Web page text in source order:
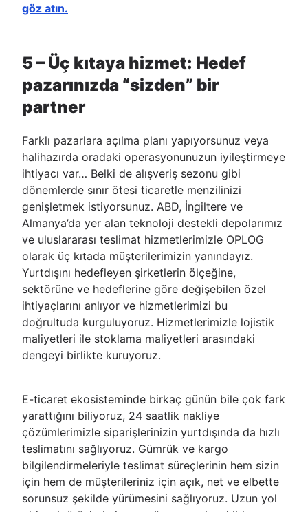
göz atın.
5 – Üç kıtaya hizmet: Hedef
pazarınızda “sizden” bir
partner
Farklı pazarlara açılma planı yapıyorsunuz veya
halihazırda oradaki operasyonunuzun iyileştirmeye
ihtiyacı var… Belki de alışveriş sezonu gibi
dönemlerde sınır ötesi ticaretle menzilinizi
genişletmek istiyorsunuz. ABD, İngiltere ve
Almanya’da yer alan teknoloji destekli depolarımız
ve uluslararası teslimat hizmetlerimizle OPLOG
olarak üç kıtada müşterilerimizin yanındayız.
Yurtdışını hedefleyen şirketlerin ölçeğine,
sektörüne ve hedeflerine göre değişebilen özel
ihtiyaçlarını anlıyor ve hizmetlerimizi bu
doğrultuda kurguluyoruz. Hizmetlerimizle lojistik
maliyetleri ile stoklama maliyetleri arasındaki
dengeyi birlikte kuruyoruz.
E-ticaret ekosisteminde birkaç günün bile çok fark
yarattığını biliyoruz, 24 saatlik nakliye
çözümlerimizle siparişlerinizin yurtdışında da hızlı
teslimatını sağlıyoruz. Gümrük ve kargo
bilgilendirmeleriyle teslimat süreçlerinin hem sizin
için hem de müşterileriniz için açık, net ve elbette
sorunsuz şekilde yürümesini sağlıyoruz. Uzun yol